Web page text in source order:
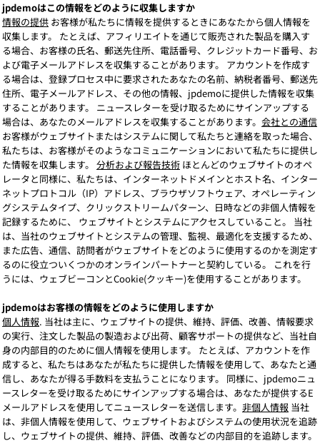
jpdemoはこの情報をどのように収集しますか
情報の提供 お客様が私たちに情報を提供するときにあなたから個人情報を
収集します。 たとえば、アフィリエイトを通じて販売された製品を購入す
る場合、お客様の氏名、郵送先住所、電話番号、クレジットカード番号、お
よび電子メールアドレスを収集することがあります。 アカウントを作成す
る場合は、登録プロセス中に要求されたあなたの名前、納税者番号、郵送先
住所、電子メールアドレス、その他の情報、jpdemoに提供した情報を収集
することがあります。 ニュースレターを受け取るためにサインアップする
場合は、あなたのメールアドレスを収集することがあります。 会社との通信
お客様がウェブサイトまたはシステムに関して私たちと連絡を取った場合、
私たちは、お客様がそのようなコミュニケーションにおいて私たちに提供し
た情報を収集します。 分析および報告技術 ほとんどのウェブサイトのオペ
レータと同様に、私たちは、インターネットドメインとホスト名、インター
ネットプロトコル（IP）アドレス、ブラウザソフトウェア、オペレーティン
グシステムタイプ、クリックストリームパターン、日時などの非個人情報を
記録するために、 ウェブサイトとシステムにアクセスしていること。 当社
は、当社のウェブサイトとシステムの管理、監視、最適化を支援するため、
また広告、通信、訪問者がウェブサイトをどのように使用するのかを測定す
るのに役立ついくつかのオンラインパートナーと契約している。 これを行
うには、ウェブビーコンとCookie(クッキー)を使用することがあります。
jpdemoはお客様の情報をどのように使用しますか
個人情報. 当社は主に、ウェブサイトの提供、維持、評価、改善、情報要求
の実行、注文した製品の製造および出荷、顧客サポートの提供など、当社自
身の内部目的のために個人情報を使用します。 たとえば、アカウントを作
成すると、私たちはあなたが私たちに提供した情報を使用して、あなたと通
信し、あなたが得る手数料を支払うことになります。 同様に、jpdemoニュ
ースレターを受け取るためにサインアップする場合は、あなたが提供するE
メールアドレスを使用してニュースレターを送信します。 非個人情報 当社
は、非個人情報を使用して、ウェブサイトおよびシステムの使用状況を追跡
し、ウェブサイトの提供、維持、評価、改善などの内部目的を追跡します。